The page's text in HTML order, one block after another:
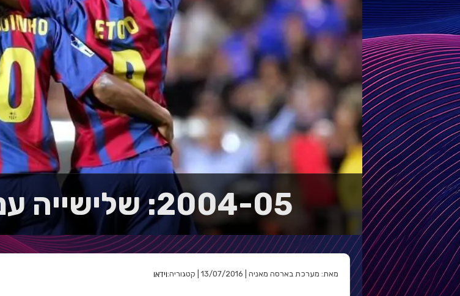
2004-05: שלישייה ענקית בקלאסיקו
מאת: מערכת בארסה מאניה | 13/07/2016 | קטגוריה: וידאו